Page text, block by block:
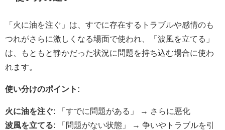
「火に油を注ぐ」は、すでに存在するトラブルや感情のも
つれがさらに激しくなる場面で使われ、「波風を立てる」
は、もともと静かだった状況に問題を持ち込む場合に使わ
れます。
使い分けのポイント:
火に油を注ぐ: 「すでに問題がある」 → さらに悪化
波風を立てる: 「問題がない状態」 → 争いやトラブルを引